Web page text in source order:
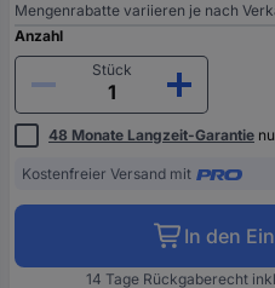
Mengenrabatte variieren je nach
Anzahl
Stück
48 Monate Langzeit-Garantie
Kostenfreier Versand mit
In den
14 Tage Rückgaberecht